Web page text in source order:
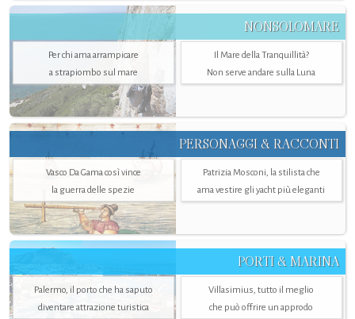
NONSOLOMARE
Per chi ama arrampicare
a strapiombo sul mare
Il Mare della Tranquillità?
Non serve andare sulla Luna
PERSONAGGI & RACCONTI
Vasco Da Gama così vince
la guerra delle spezie
Patrizia Mosconi, la stilista che
ama vestire gli yacht più eleganti
PORTI & MARINA
Palermo, il porto che ha saputo
diventare attrazione turistica
Villasimius, tutto il meglio
che può offrire un approdo